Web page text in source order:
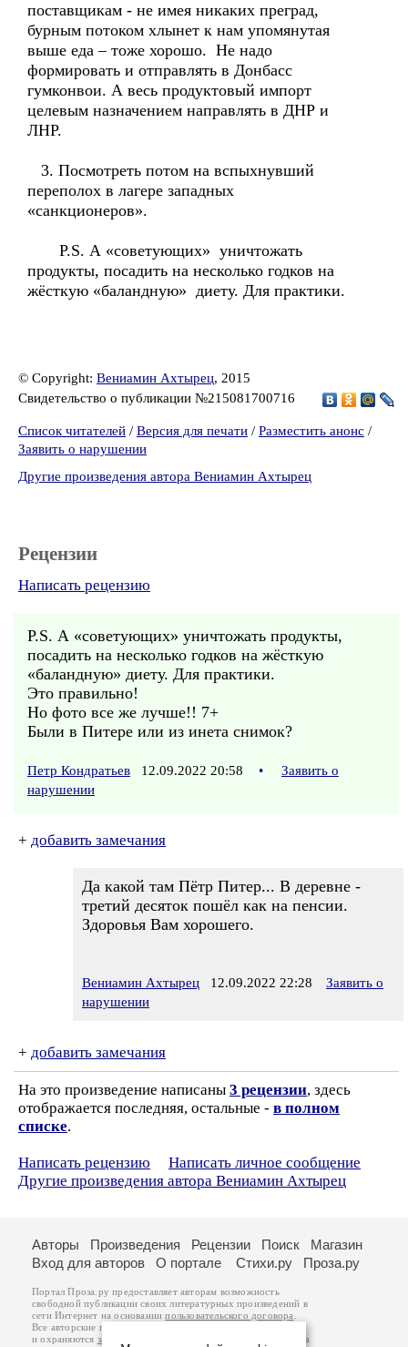
поставщикам - не имея никаких преград,
бурным потоком хлынет к нам упомянутая
выше еда – тоже хорошо. Не надо
формировать и отправлять в Донбасс
гумконвои. А весь продуктовый импорт
целевым назначением направлять в ДНР и
ЛНР.
3. Посмотреть потом на вспыхнувший
переполох в лагере западных
«санкционеров».
P.S. А «советующих» уничтожать
продукты, посадить на несколько годков на
жёсткую «баландную» диету. Для практики.
© Copyright: Вениамин Ахтырец, 2015
Свидетельство о публикации №215081700716
Список читателей / Версия для печати / Разместить анонс /
Заявить о нарушении
Другие произведения автора Вениамин Ахтырец
Рецензии
Написать рецензию
P.S. А «советующих» уничтожать продукты,
посадить на несколько годков на жёсткую
«баландную» диету. Для практики.
Это правильно!
Но фото все же лучше!! 7+
Были в Питере или из инета снимок?
Петр Кондратьев 12.09.2022 20:58 •
Заявить о
нарушении
+ добавить замечания
Да какой там Пётр Питер... В деревне -
третий десяток пошёл как на пенсии.
Здоровья Вам хорошего.
Вениамин Ахтырец 12.09.2022 22:28
Заявить о
нарушении
+ добавить замечания
На это произведение написаны 3 рецензии, здесь
отображается последняя, остальные - в полном
списке.
Написать рецензию
Написать личное сообщение
Другие произведения автора Вениамин Ахтырец
Авторы Произведения Рецензии Поиск
Магазин
Вход для авторов
О портале Стихи.ру Проза.ру
Портал Проза.ру предоставляет авторам возможность
свободной публикации своих литературных произведений в
сети Интернет на основаниипользовательского договора
Все авторские права на произведения принадлежат авторам
и охраняются законом
. Перепечатка произведений возможна